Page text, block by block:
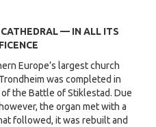
— IN ALL ITS
Europe’s largest church
was completed in
the Battle of Stiklestad. Due
the organ met with a
followed, it was rebuilt and